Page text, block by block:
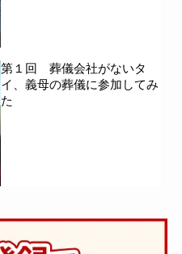
第１回 葬儀会社がないタ
イ、義母の葬儀に参加してみ
た